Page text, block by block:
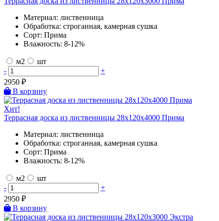
Материал: лиственница
Обработка: строганная, камерная сушка
Сорт: Прима
Влажность: 8-12%
м2
шт
-
+
2950 ₽
В корзину
Хит!
Террасная доска из лиственницы 28х120х4000 Прима
Материал: лиственница
Обработка: строганная, камерная сушка
Сорт: Прима
Влажность: 8-12%
м2
шт
-
+
2950 ₽
В корзину